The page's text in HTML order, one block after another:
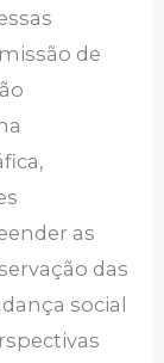
de
as
das
social